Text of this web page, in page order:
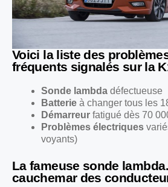
Voici la liste des
fréquents signalés sur la
Sonde lambda défectueuse
Batterie à changer tous les
Démarreur fatigué dès 70
Problèmes électriques
voyants)
La fameuse sonde
cauchemar des